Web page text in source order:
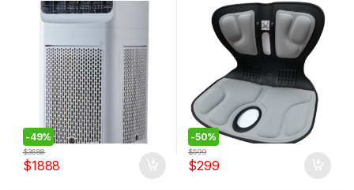
-49%
$1888
$3688
-50%
$299
$599